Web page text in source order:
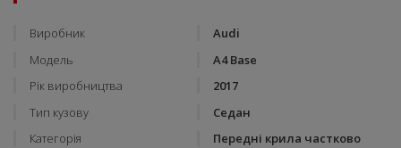
Виробник
Audi
Модель
A4 Base
Рік виробництва
2017
Тип кузову
Седан
Категорія
Передні крила частково